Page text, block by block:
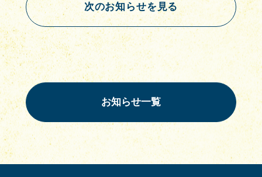
次のお知らせを見る
お知らせ一覧